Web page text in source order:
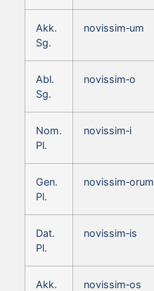
Akk.
Sg.
novissim‑um
Abl.
Sg.
novissim‑o
Nom.
Pl.
novissim‑i
Gen.
Pl.
novissim‑orum
Dat.
Pl.
novissim‑is
Akk.
novissim‑os